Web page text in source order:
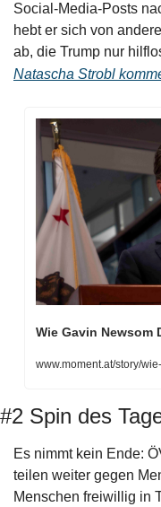
Social-Media-Posts
hebt er sich von
Natascha Strobl
Wie Gavin Newsom
www.moment.at/story/
#2 Spin des
Es nimmt kein Ende:
teilen weiter gegen
Menschen freiwillig in